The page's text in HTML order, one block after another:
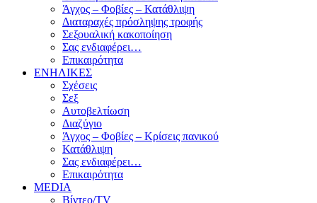
Άγχος – Φοβίες – Κατάθλιψη
Διαταραχές πρόσληψης τροφής
Σεξουαλική κακοποίηση
Σας ενδιαφέρει…
Επικαιρότητα
ΕΝΗΛΙΚΕΣ
Σχέσεις
Σεξ
Αυτοβελτίωση
Διαζύγιο
Άγχος – Φοβίες – Κρίσεις πανικού
Κατάθλιψη
Σας ενδιαφέρει…
Επικαιρότητα
MEDIA
Βίντεο/TV